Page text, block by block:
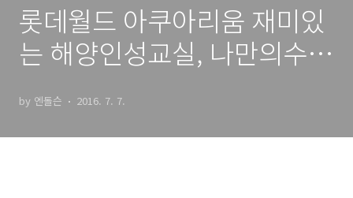
롯데월드 아쿠아리움 재미있
는 해양인성교실, 나만의수조
by 엔돌슨 2016. 7. 7.